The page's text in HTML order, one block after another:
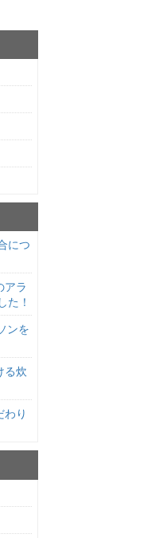
につ
アラ
た！
ンを
る炊
わり